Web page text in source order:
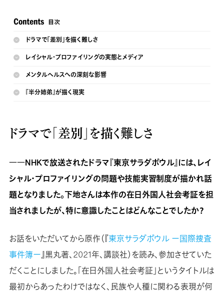
ドラマで「差別」を描く難しさ
レイシャル・プロファイリングの実態とメディア
メンタルヘルスへの深刻な影響
『半分姉弟』が描く現実
ドラマで「差別」を描く難しさ
――NHKで放送されたドラマ『東京サラダボウル』には、レイ
シャル・プロファイリングの問題や技能実習制度が描かれ話
題となりました。下地さんは本作の在日外国人社会考証を担
当されましたが、特に意識したことはどんなことでしたか？
お話をいただいてから原作（『東京サラダボウル ー国際捜査
事件簿ー』黒丸著、2021年、講談社）を読み、参加させていた
だくことにしました。「在日外国人社会考証」というタイトルは
最初からあったわけではなく、民族や人種に関わる表現が何